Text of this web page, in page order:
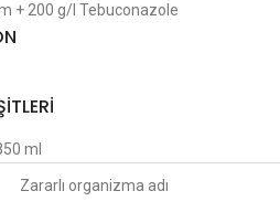
+ 200 g/l Tebuconazole
ml
Zararlı organizma adı